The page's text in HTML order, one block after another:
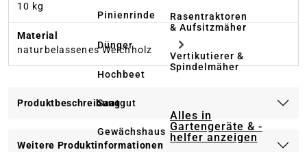
Pinienrinde
Dünger
Hochbeet
Saatgut
Gewächshaus
Rasentraktoren
& Aufsitzmäher
Vertikutierer &
Spindelmäher
Alles in
Gartengeräte & -
helfer anzeigen
10 kg
Material
naturbelassenes Weichholz
Produktbeschreibung
Weitere Produktinformationen